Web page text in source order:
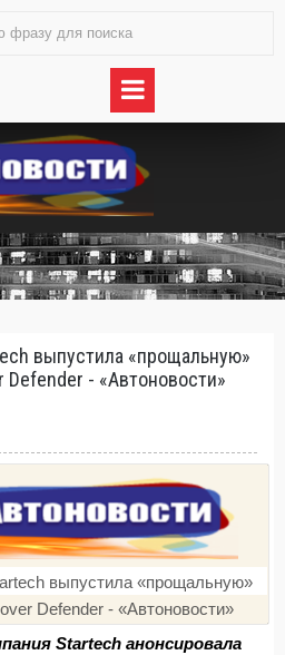
выпустила «прощальную»
Defender - «Автоновости»
Startech анонсировала